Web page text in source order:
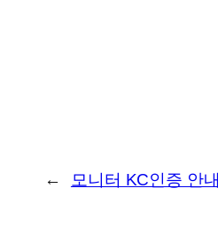
← 모니터 KC인증 안내